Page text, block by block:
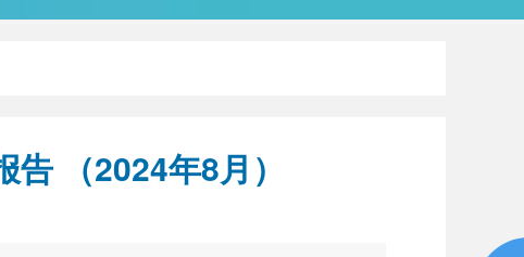
（2024年8月）